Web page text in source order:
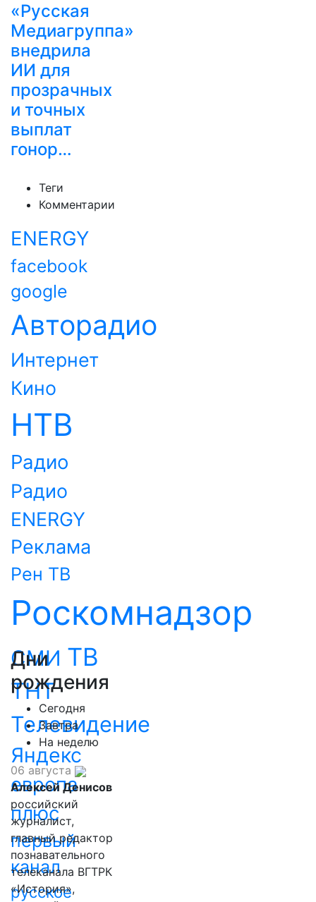
«Русская
Медиагруппа»
внедрила
ИИ для
прозрачных
и точных
выплат
гонор…
Теги
Комментарии
ENERGY
facebook
google
Авторадио
Интернет
Кино
НТВ
Радио
Радио
ENERGY
Реклама
Рен ТВ
Роскомнадзор
СМИ ТВ
ТНТ
Телевидение
Яндекс
европа
плюс
первый
канал
русское
Дни
рождения
Сегодня
Завтра
На неделю
06 августа
Алексей Денисов
российский
журналист,
главный редактор
познавательного
телеканала ВГТРК
«История»,